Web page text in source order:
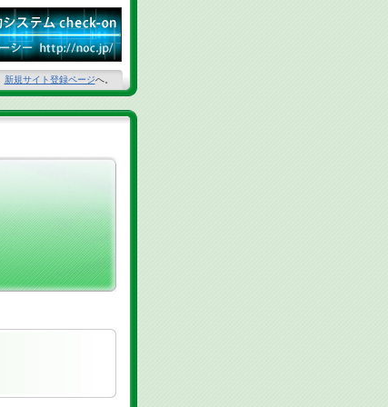
新規サイト登録ページへ。